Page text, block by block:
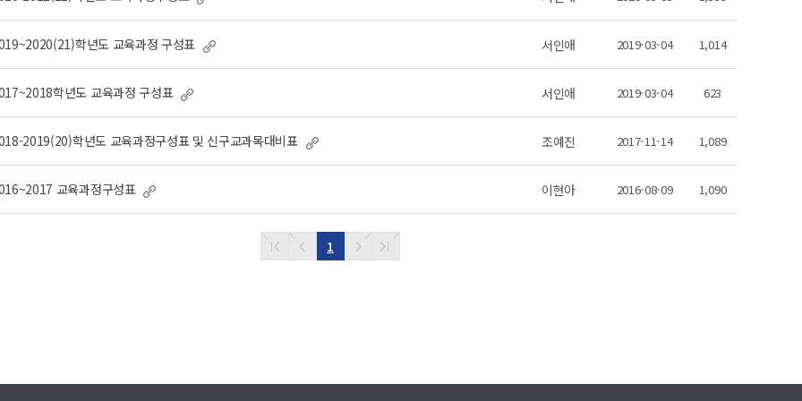
학년도 교육과정 구성표 서인애 2019-03-04 1,014
학년도 교육과정 구성표 서인애 2019-03-04 623
2019(20)학년도 교육과정구성표 및 신구교과목대비표 조예진 2017-11-14 1,089
교육과정구성표 이현아 2016-08-09 1,090
1